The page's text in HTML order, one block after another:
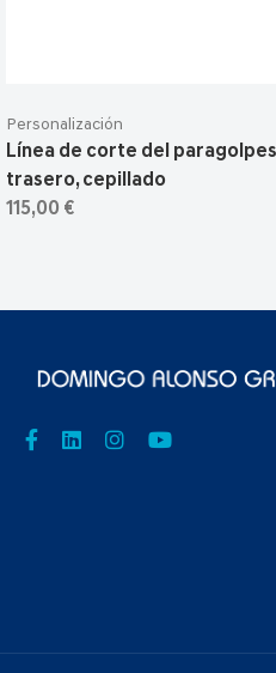
Personalización
Línea de corte del paragolpes
trasero, cepillado
115,00 €